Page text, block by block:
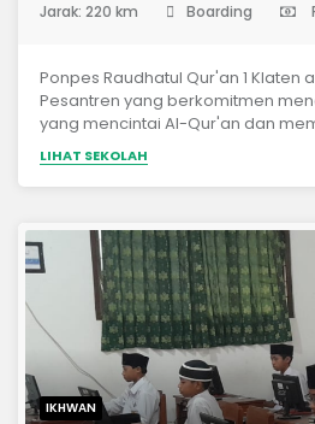
Jarak: 220 km Boarding
Ponpes Raudhatul Qur'an 1 Klaten
Pesantren yang berkomitmen
yang mencintai Al-Qur'an dan
pemahaman ulama Ahlus Sunnah
berakhlak mulia, serta siap
zaman dengan keterampilan
menghafalkan, memahami, dan
serta semangat berjuang untuk
LIHAT SEKOLAH
IKHWAN